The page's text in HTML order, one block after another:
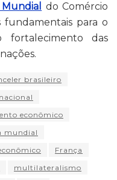
do Comércio
fundamentais para o
fortalecimento das
brasileiro
econômico
mundial
França
multilateralismo